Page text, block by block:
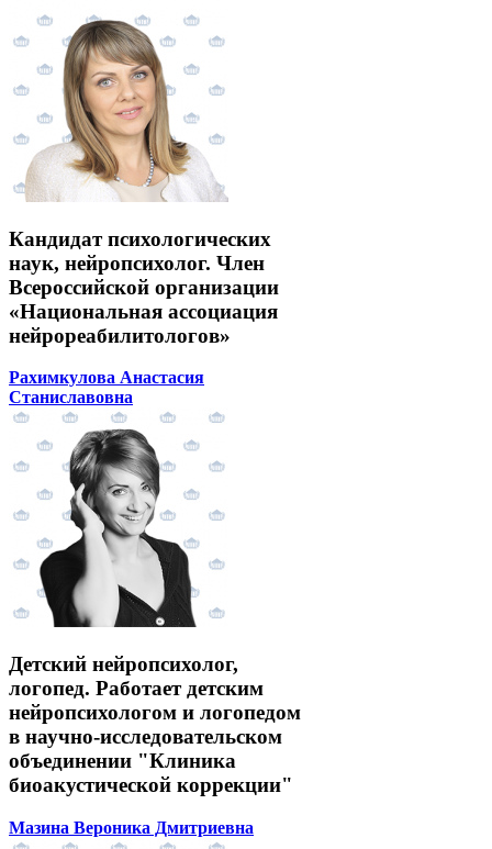
Кандидат психологических
наук, нейропсихолог. Член
Всероссийской организации
«Национальная ассоциация
нейрореабилитологов»
Рахимкулова Анастасия
Станиславовна
Детский нейропсихолог,
логопед. Работает детским
нейропсихологом и логопедом
в научно-исследовательском
объединении "Клиника
биоакустической коррекции"
Мазина Вероника Дмитриевна